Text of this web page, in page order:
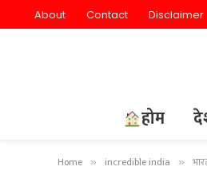
About Contact Disclaimer
होम
Home » incredible india »